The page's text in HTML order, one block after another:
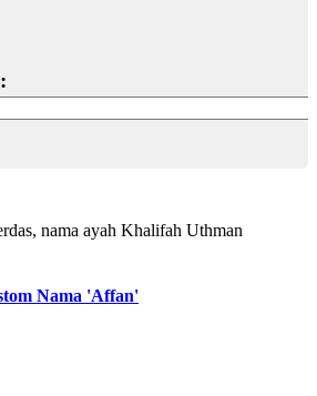
nama ayah Khalifah Uthman
Nama 'Affan'